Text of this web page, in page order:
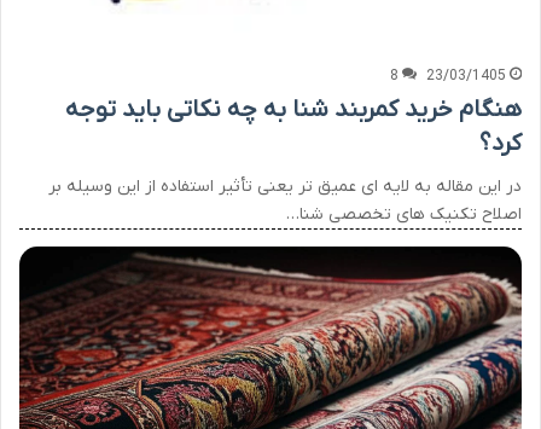
23/03/1405
8
هنگام خرید کمربند شنا به چه نکاتی باید توجه
کرد؟
در این مقاله به لایه ای عمیق تر یعنی تأثیر استفاده از این وسیله بر
اصلاح تکنیک های تخصصی شنا…